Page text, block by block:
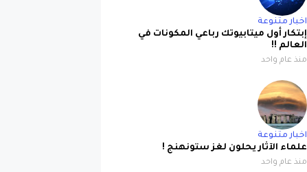
اخبار متنوعة
إبتكار أول ميتابيوتك رباعي المكونات في
العالم !!
منذ عام واحد
اخبار متنوعة
علماء الآثار يحلون لغز ستونهنج !
منذ عام واحد